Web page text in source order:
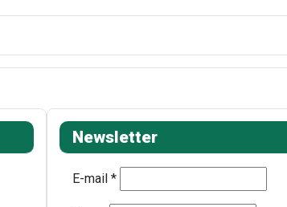
Newsletter
E-mail *